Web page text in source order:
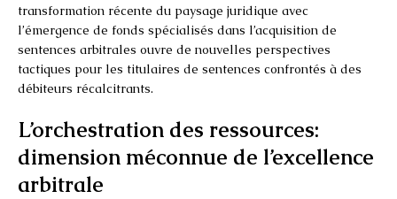
transformation récente du paysage juridique avec
l’émergence de fonds spécialisés dans l’acquisition de
sentences arbitrales ouvre de nouvelles perspectives
tactiques pour les titulaires de sentences confrontés à des
débiteurs récalcitrants.
L’orchestration des ressources:
dimension méconnue de l’excellence
arbitrale